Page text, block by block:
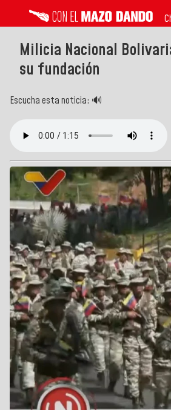
Milicia Nacional
su fundación
Escucha esta noticia: 🔊